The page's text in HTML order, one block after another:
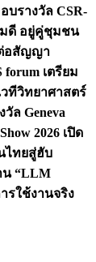
บรางวัล CSR-
มดี อยู่คู่ชุมชน
อสัญญา
forum เตรียม
วทีวิทยาศาสตร์
ล Geneva
2026 เปิด
ไทยสู่ฮับ
น “LLM
รใช้งานจริง